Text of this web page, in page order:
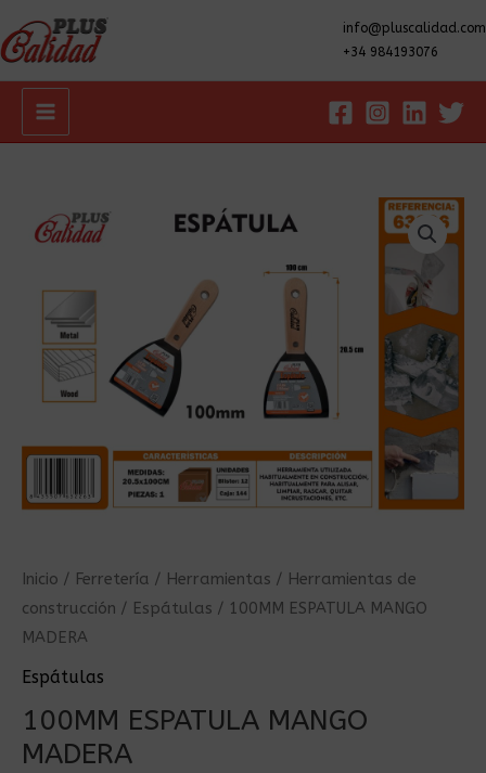
info@pluscalidad.com
+34 984193076
Main
Inicio / Ferretería / Herramientas / Herramientas de
construcción / Espátulas / 100MM ESPATULA MANGO
MADERA
Espátulas
100MM ESPATULA MANGO
MADERA